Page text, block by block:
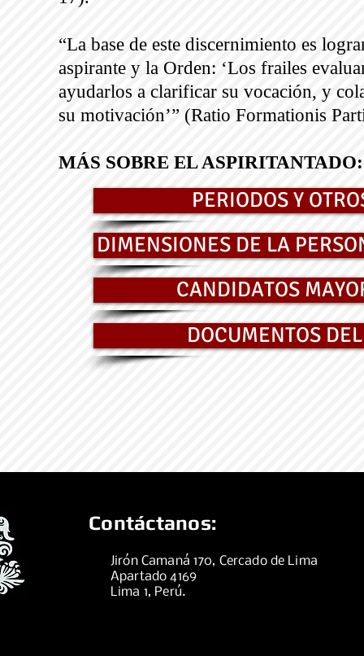
“La base de este discernimiento es
aspirante y la Orden: ‘Los frailes
ayudarlos a clarificar su vocación, y
su motivación’” (Ratio Formationis
MÁS SOBRE EL ASPIRITANTADO:
PERIODOS Y
DIMENSIONES DE LA
CANDIDATOS
DOCUMENTOS
Contáctanos:
Jirón Camaná 170, Cercado de Lima
Apartado 4169
Lima 1, Perú.